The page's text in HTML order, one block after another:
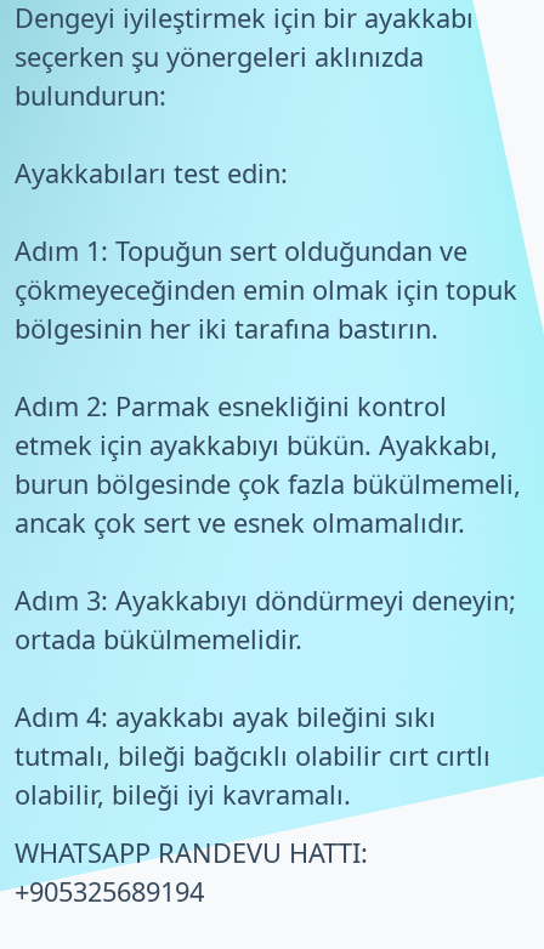
Dengeyi iyileştirmek için bir ayakkabı
seçerken şu yönergeleri aklınızda
bulundurun:
Ayakkabıları test edin:
Adım 1: Topuğun sert olduğundan ve
çökmeyeceğinden emin olmak için topuk
bölgesinin her iki tarafına bastırın.
Adım 2: Parmak esnekliğini kontrol
etmek için ayakkabıyı bükün. Ayakkabı,
burun bölgesinde çok fazla bükülmemeli,
ancak çok sert ve esnek olmamalıdır.
Adım 3: Ayakkabıyı döndürmeyi deneyin;
ortada bükülmemelidir.
Adım 4: ayakkabı ayak bileğini sıkı
tutmalı, bileği bağcıklı olabilir cırt cırtlı
olabilir, bileği iyi kavramalı.
WHATSAPP RANDEVU HATTI:
+905325689194